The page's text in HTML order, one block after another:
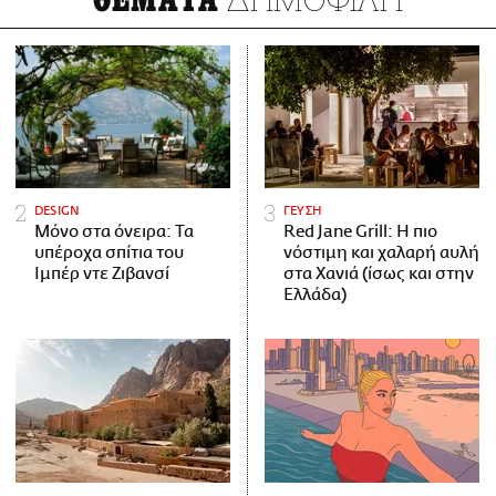
DESIGN
Μόνο στα όνειρα: Τα
υπέροχα σπίτια του
Ιμπέρ ντε Ζιβανσί
ΓΕΥΣΗ
Red Jane Grill: Η πιο
νόστιμη και χαλαρή αυλή
στα Χανιά (ίσως και στην
Ελλάδα)